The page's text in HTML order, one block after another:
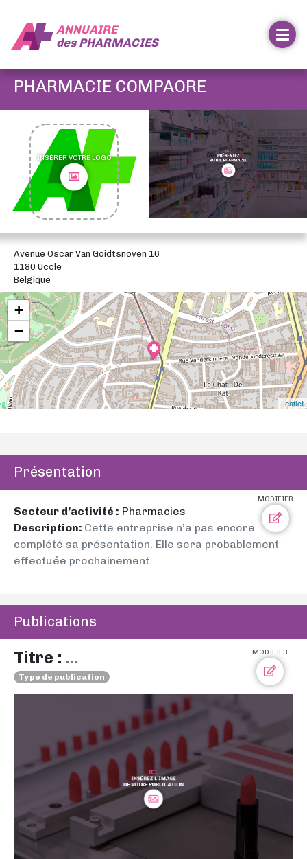
ANNUAIRE
desPHARMACIES
PHARMACIE COMPAORE
INSÉRER VOTRE LOGO
Avenue Oscar Van Goidtsnoven 16
1180 Uccle
Belgique
+
−
Leaflet
Présentation
MODIFIER
Secteur d’activité : Pharmacies
Description: Cette entreprise n’a pas encore
complété sa présentation. Elle sera probablement
effectuée prochainement.
Publications
MODIFIER
Titre : ...
Type de publication